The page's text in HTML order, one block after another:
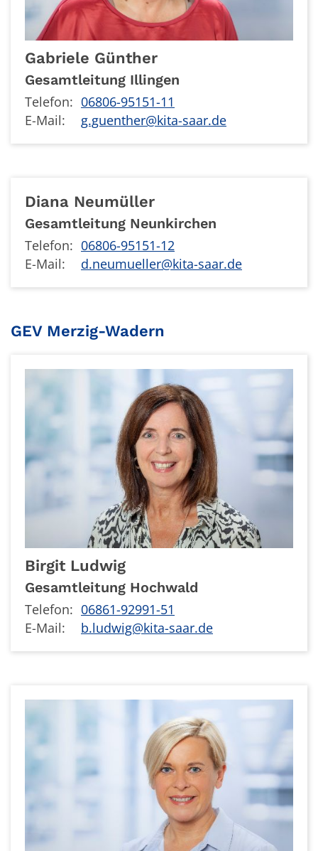
Gabriele Günther
Gesamtleitung Illingen
Telefon: 06806-95151-11
E-Mail:
g.guenther@kita-saar.de
Diana Neumüller
Gesamtleitung Neunkirchen
Telefon: 06806-95151-12
E-Mail:
d.neumueller@kita-saar.de
GEV Merzig-Wadern
Birgit Ludwig
Gesamtleitung Hochwald
Telefon: 06861-92991-51
E-Mail:
b.ludwig@kita-saar.de